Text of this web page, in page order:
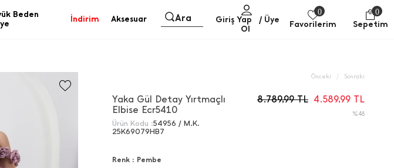
Beden
İndirim Aksesuar Ara Giriş Yap
/ Üye
Ol
0
Favorilerim
0
Sepetim
Önceki / Sonraki
Yaka Gül Detay Yırtmaçlı
Elbise Ecr5410
Ürün Kodu :54956 / M.K.
25K69079HB7
8.789,99TL 4.589,99 TL
%48
Renk : Pembe